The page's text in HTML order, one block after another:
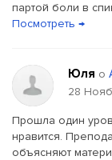
партой боли в
Посмотреть →
Юля о
28
Прошла один
нравится.
объясняют